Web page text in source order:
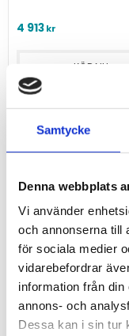
Samtycke
Denna webbplats
Vi använder
och annonserna till
för sociala medier
vidarebefordrar
information från
annons- och
Dessa kan i sin tur
4 913kr
UHF46-D Scan
Antenna